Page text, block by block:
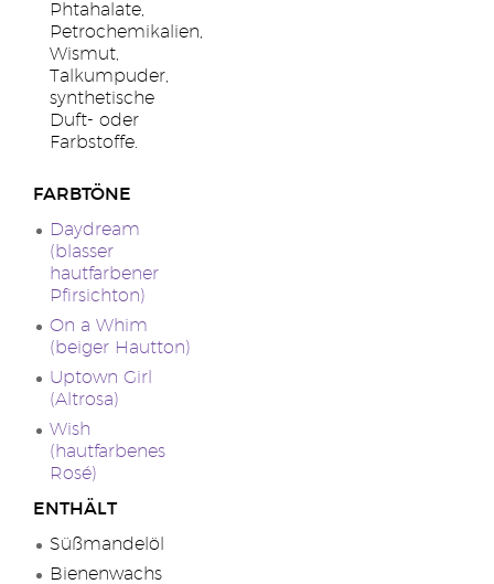
Phtahalate,
Petrochemikalien,
Wismut,
Talkumpuder,
synthetische
Duft- oder
Farbstoffe.
FARBTÖNE
Daydream
(blasser
hautfarbener
Pfirsichton)
On a Whim
(beiger Hautton)
Uptown Girl
(Altrosa)
Wish
(hautfarbenes
Rosé)
ENTHÄLT
Süßmandelöl
Bienenwachs